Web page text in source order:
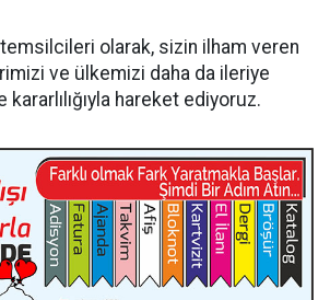
olarak, sizin ilham veren
ve ülkemizi daha da ileriye
kararlılığıyla hareket ediyoruz.